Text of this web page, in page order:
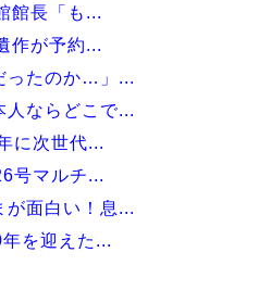
館長「も...
作が予約...
ったのか…」...
人ならどこで...
に次世代...
号マルチ...
が面白い！息...
を迎えた...